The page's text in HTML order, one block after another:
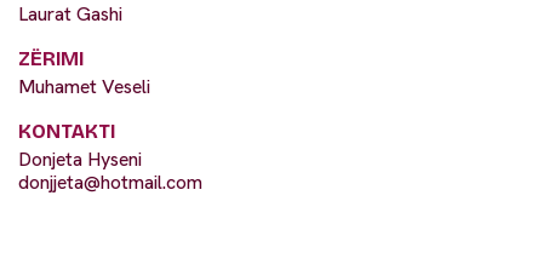
Laurat Gashi
ZËRIMI
Muhamet Veseli
KONTAKTI
Donjeta Hyseni
donjjeta@hotmail.com